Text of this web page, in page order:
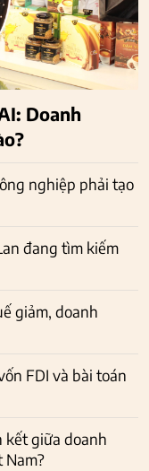
Doanh
nghiệp phải tạo
đang tìm kiếm
giảm, doanh
FDI và bài toán
kết giữa doanh
Nam?